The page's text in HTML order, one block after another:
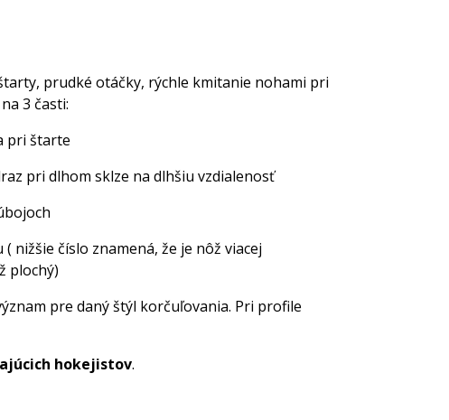
prudké otáčky, rýchle kmitanie nohami pri
3 časti:
pri štarte
pri dlhom sklze na dlhšiu vzdialenosť
nižšie číslo znamená, že je nôž viacej
plochý)
pre daný štýl korčuľovania. Pri profile
hokejistov.